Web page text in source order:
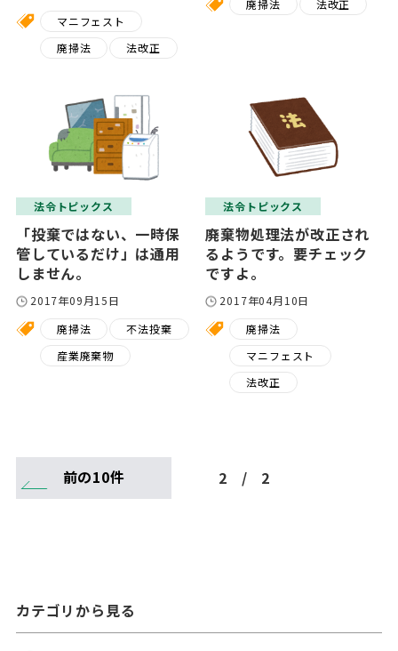
マニフェスト
廃掃法
法改正
廃掃法 法改正
法令トピックス
「投棄ではない、一時保
管しているだけ」は通用
しません。
2017年09月15日
廃掃法
不法投棄
産業廃棄物
法令トピックス
廃棄物処理法が改正され
るようです。要チェック
ですよ。
2017年04月10日
廃掃法
マニフェスト
法改正
前の10件 2 / 2
カテゴリから見る